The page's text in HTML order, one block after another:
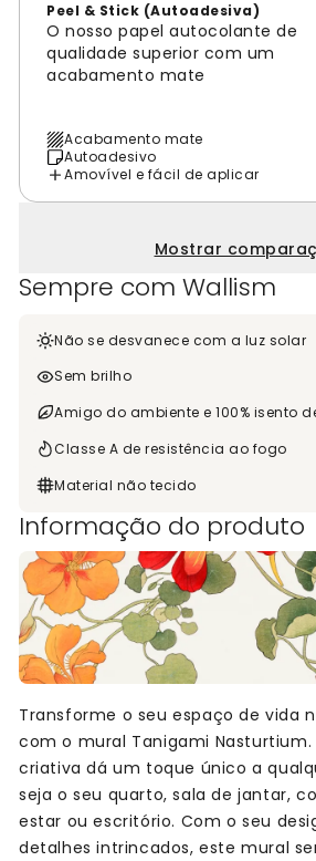
Peel & Stick (Autoadesiva)
O nosso papel autocolante de
qualidade superior com um
acabamento mate
Acabamento mate
Autoadesivo
Amovível e fácil de aplicar
Mostrar
Sempre com Wallism
Não se desvanece com a luz solar
Sem brilho
Amigo do ambiente e 100% isento
Classe A de resistência ao fogo
Material não tecido
Informação do produto
Transforme o seu espaço de vida
com o mural Tanigami
criativa dá um toque único a
seja o seu quarto, sala de jantar,
estar ou escritório. Com o seu
detalhes intrincados, este mural